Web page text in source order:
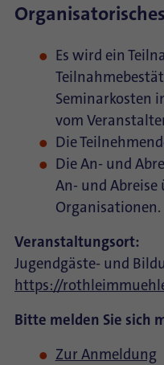
Es wird ein
Seminarkosten
vom
Die
Die An- und
An- und Abreise
Organisationen.
Veranstaltungsort:
Jugendgäste- und
https://
Bitte melden Sie sich
Zur Anmeldung